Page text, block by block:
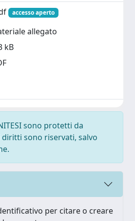
accesso aperto
allegato
kB
sono protetti da
sono riservati, salvo
per citare o creare